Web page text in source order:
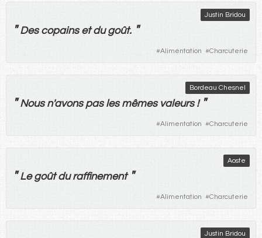
Justin Bridou
" Des copains et du goût. "
#Alimentation #Charcuterie
Bordeau Chesnel
" Nousn'avons pas les mêmes valeurs! "
#Alimentation #Charcuterie
Aoste
" Le goût du raffinement "
#Alimentation #Charcuterie
Justin Bridou